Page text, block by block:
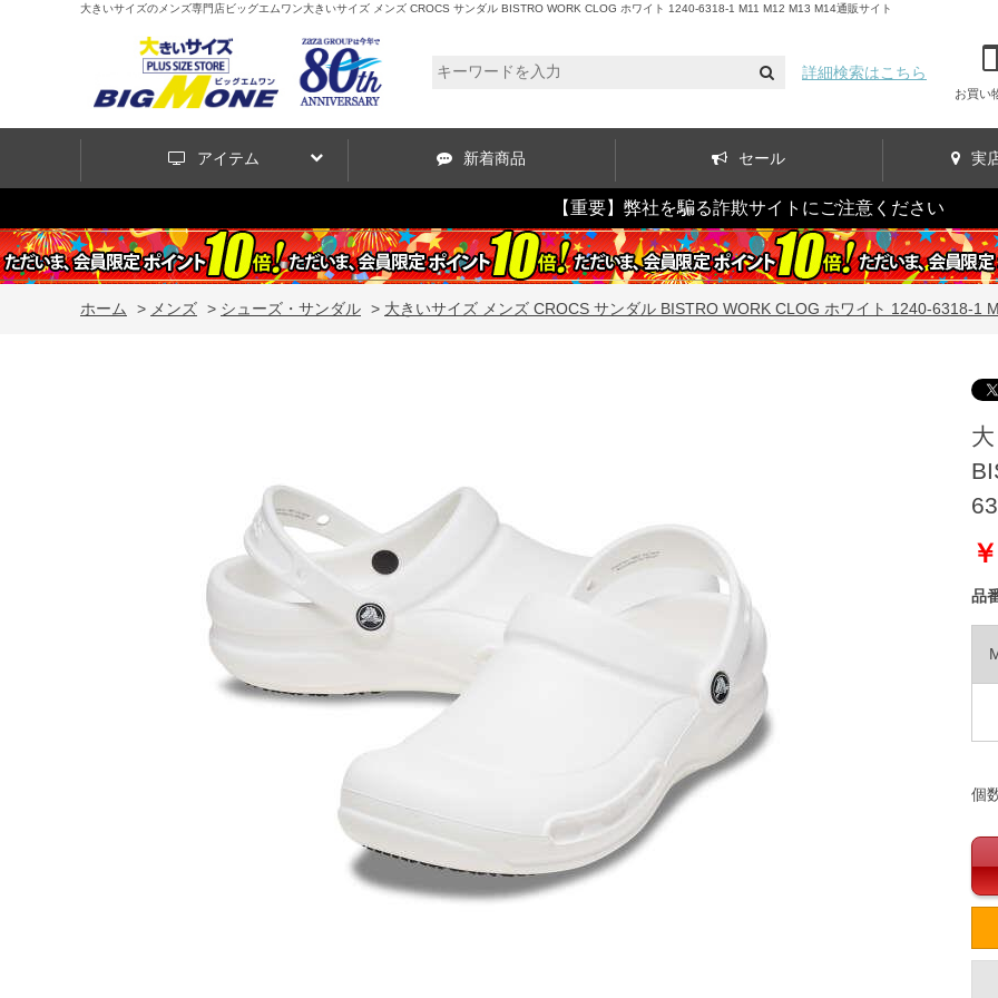
大きいサイズのメンズ専門店ビッグエムワン大きいサイズ メンズ CROCS サンダル BISTRO WORK CLOG ホワイト 1240-6318-1 M11 M12 M13 M14通販サイト
詳細検索はこちら
お買い
アイテム 新着商品 セール 実
【重要】弊社を騙る詐欺サイトにご注意ください
ホーム > メンズ > シューズ・サンダル > 大きいサイズ メンズ CROCS サンダル BISTRO WORK CLOG ホワイト 1240-6318-1
品
個